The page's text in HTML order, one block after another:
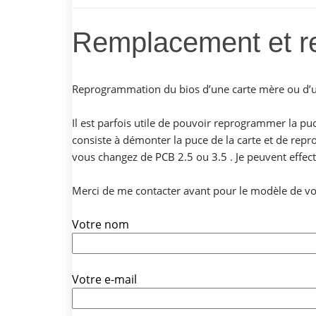
Remplacement et
Reprogrammation du bios d’une carte mère ou
Il est parfois utile de pouvoir reprogrammer la
consiste à démonter la puce de la carte et de
vous changez de PCB 2.5 ou 3.5 . Je peuvent
Merci de me contacter avant pour le modèle de
Votre nom
Votre e-mail